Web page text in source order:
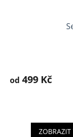
produktu
hvězdiček.
od 499 Kč
ZOBRAZIT